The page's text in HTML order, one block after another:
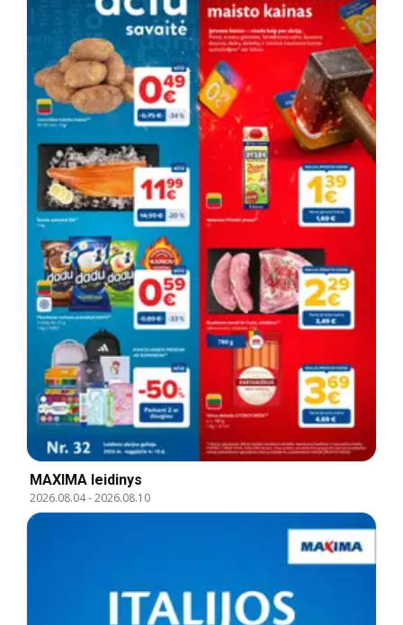
MAXIMA leidinys
2026.08.04-2026.08.10